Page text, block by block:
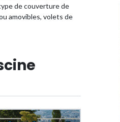
de couverture de
amovibles, volets de